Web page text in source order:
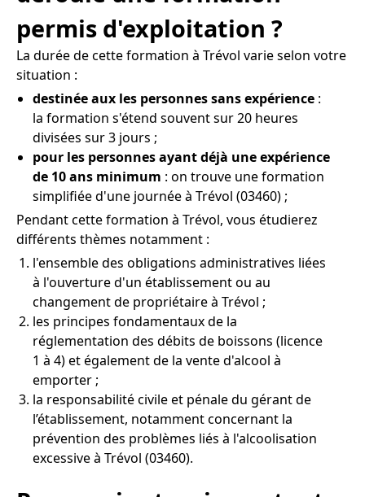
permis d'exploitation ?
La durée de cette formation à Trévol varie selon votre
situation :
destinée aux les personnes sans expérience :
la formation s'étend souvent sur 20 heures
divisées sur 3 jours ;
pour les personnes ayant déjà une expérience
de 10 ans minimum : on trouve une formation
simplifiée d'une journée à Trévol (03460) ;
Pendant cette formation à Trévol, vous étudierez
différents thèmes notamment :
l'ensemble des obligations administratives liées
à l'ouverture d'un établissement ou au
changement de propriétaire à Trévol ;
les principes fondamentaux de la
réglementation des débits de boissons (licence
1 à 4) et également de la vente d'alcool à
emporter ;
la responsabilité civile et pénale du gérant de
l’établissement, notamment concernant la
prévention des problèmes liés à l'alcoolisation
excessive à Trévol (03460).